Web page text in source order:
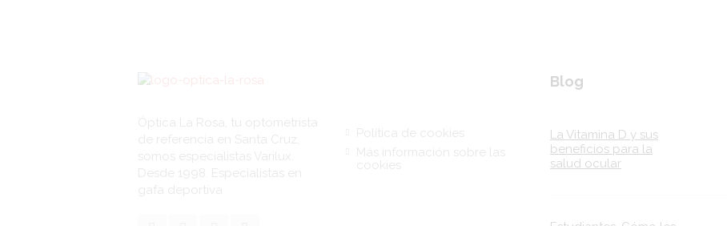
Óptica La Rosa, tu optometrista
de referencia en Santa Cruz,
somos especialistas Varilux.
Desde 1998. Especialistas en
gafa deportiva
Política de cookies
Más información sobre las
cookies
Blog
La Vitamina D y sus
beneficios para la
salud ocular